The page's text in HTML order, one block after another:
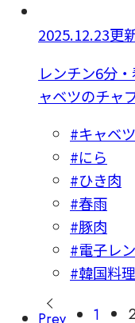
2025.12.23更
レンチン6分
ャベツのチャ
#キャベツ
#にら
#ひき肉
#春雨
#豚肉
#電子レ
#韓国料理
Prev 1